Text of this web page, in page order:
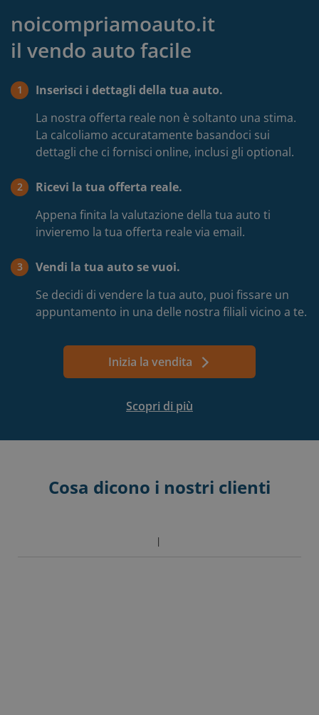
noicompriamoauto.it
il vendo auto facile
1
Inserisci i dettagli della tua auto.
La nostra offerta reale non è soltanto una stima.
La calcoliamo accuratamente basandoci sui
dettagli che ci fornisci online, inclusi gli optional.
2
Ricevi la tua offerta reale.
Appena finita la valutazione della tua auto ti
invieremo la tua offerta reale via email.
3
Vendi la tua auto se vuoi.
Se decidi di vendere la tua auto, puoi fissare un
appuntamento in una delle nostra filiali vicino a te.
Inizia la vendita
Scopri di più
Cosa dicono i nostri clienti